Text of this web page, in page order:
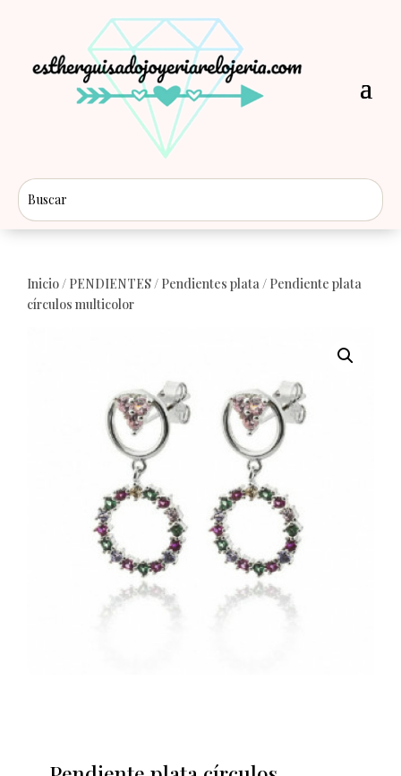
Inicio/ PENDIENTES/ Pendientes plata/ Pendiente plata
círculos multicolor